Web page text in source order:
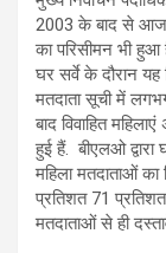
2003 के बाद से आज
का परिसीमन भी
घर सर्वे के दौरान
मतदाता सूची में
बाद विवाहित
हुई हैं. बीएलओ
महिला मतदाताओं
प्रतिशत 71
मतदाताओं से ही